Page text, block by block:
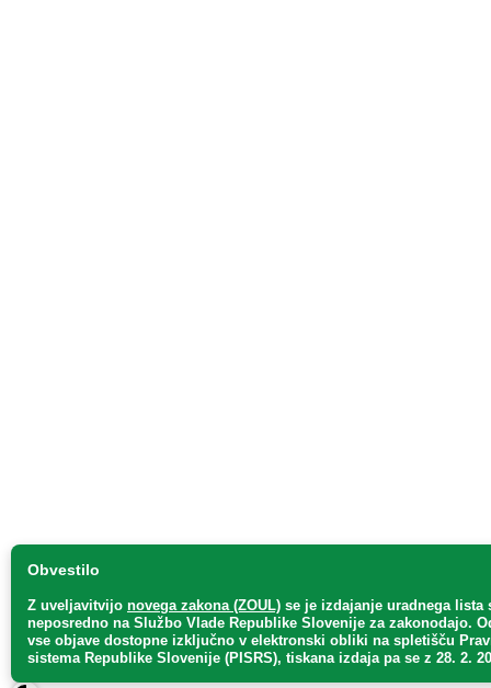
Obvestilo
Z uveljavitvijo novega zakona (ZOUL) se je izdajanje uradnega lista
neposredno na Službo Vlade Republike Slovenije za zakonodajo.
vse objave dostopne izključno v elektronski obliki na spletišču
sistema Republike Slovenije (PISRS), tiskana izdaja pa se z 28. 2.